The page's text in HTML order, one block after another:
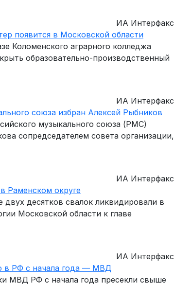
ИА Интерфакс
появится в Московской области
Коломенского аграрного колледжа
образовательно-производственный
ИА Интерфакс
союза избран Алексей Рыбников
музыкального союза (РМС)
сопредседателем совета организации,
ИА Интерфакс
Раменском округе
десятков свалок ликвидировали в
Московской области к главе
ИА Интерфакс
в РФ с начала года — МВД
МВД РФ с начала года пресекли свыше